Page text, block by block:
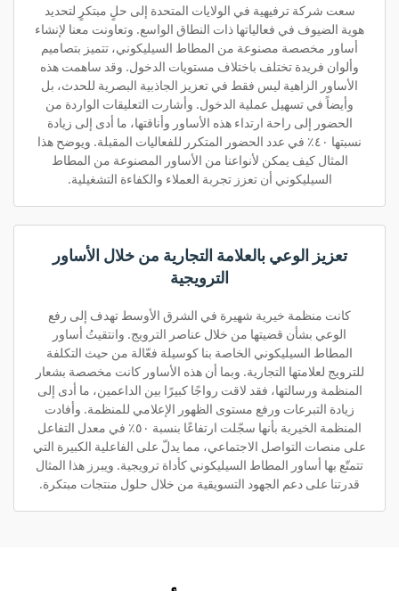
سعت شركة ترفيهية في الولايات المتحدة إلى حلٍ مبتكرٍ لتحديد
هوية الضيوف في فعالياتها ذات النطاق الواسع. وتعاونت معنا لإنشاء
أساور مخصصة مصنوعة من المطاط السيليكوني، تتميز بتصاميم
وألوان فريدة تختلف باختلاف مستويات الدخول. وقد ساهمت هذه
الأساور الزاهية ليس فقط في تعزيز الجاذبية البصرية للحدث، بل
وأيضاً في تسهيل عملية الدخول. وأشارت التعليقات الواردة من
الحضور إلى راحة ارتداء هذه الأساور وأناقتها، ما أدى إلى زيادة
نسبتها ٤٠٪ في عدد الحضور المتكرر للفعاليات المقبلة. ويوضح هذا
المثال كيف يمكن لأنواعنا من الأساور المصنوعة من المطاط
السيليكوني أن تعزز تجربة العملاء والكفاءة التشغيلية.
تعزيز الوعي بالعلامة التجارية من خلال الأساور
الترويجية
كانت منظمة خيرية شهيرة في الشرق الأوسط تهدف إلى رفع
الوعي بشأن قضيتها من خلال عناصر الترويج. وانتقيتُ أساور
المطاط السيليكوني الخاصة بنا كوسيلة فعّالة من حيث التكلفة
للترويج لعلامتها التجارية. وبما أن هذه الأساور كانت مخصصة بشعار
المنظمة ورسالتها، فقد لاقت رواجًا كبيرًا بين الداعمين، ما أدى إلى
زيادة التبرعات ورفع مستوى الظهور الإعلامي للمنظمة. وأفادت
المنظمة الخيرية بأنها سجّلت ارتفاعًا بنسبة ٥٠٪ في معدل التفاعل
على منصات التواصل الاجتماعي، مما يدلّ على الفاعلية الكبيرة التي
تتمتّع بها أساور المطاط السيليكوني كأداة ترويجية. ويبرز هذا المثال
قدرتنا على دعم الجهود التسويقية من خلال حلول منتجات مبتكرة.